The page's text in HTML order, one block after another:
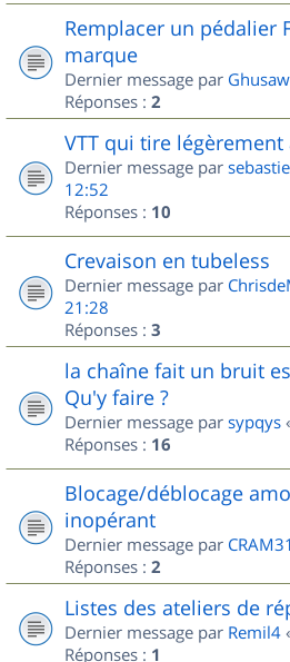
Remplacer un pédalier
marque
Dernier message par
Réponses : 2
VTT qui tire
Dernier message par
12:52
Réponses : 10
Crevaison en tubeless
Dernier message par
21:28
Réponses : 3
la chaîne fait un bruit
Qu'y faire ?
Dernier message par sypqys
Réponses : 16
Blocage/déblocage
inopérant
Dernier message par CRAM31
Réponses : 2
Listes des ateliers de
Dernier message par Remil4
Réponses : 1